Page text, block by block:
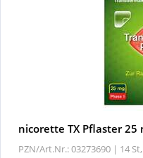
nicorette TX Pflaster 25
PZN/Art.Nr.: 03273690 | 14